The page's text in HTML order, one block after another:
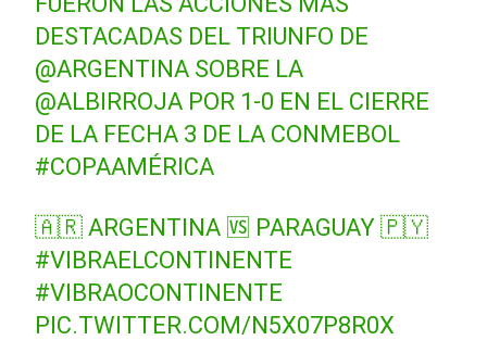
DESTACADAS DEL TRIUNFO DE
@ARGENTINA SOBRE LA
@ALBIRROJA POR 1-0 EN EL CIERRE
DE LA FECHA 3 DE LA CONMEBOL
#COPAAMÉRICA
🇦🇷 ARGENTINA 🆚 PARAGUAY 🇵🇾
#VIBRAELCONTINENTE
#VIBRAOCONTINENTE
PIC.TWITTER.COM/N5X07P8R0X